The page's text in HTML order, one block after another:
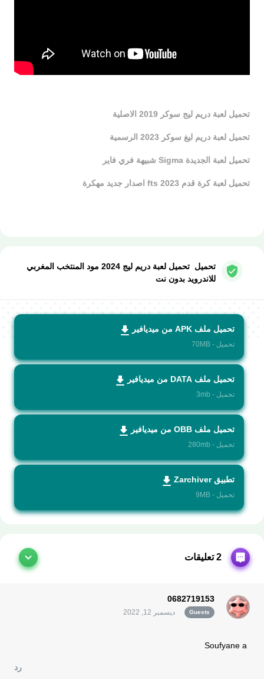
تحميل لعبة دريم ليج سوكر 2019 الاصلية
تحميل لعبة دريم ليغ سوكر 2023 الرسمية
تحميل لعبة الجديدة Sigma شبيهة فري فاير
تحميل لعبة كرة قدم fts 2023 اصدار جديد مهكرة
تحميل تحميل لعبة دريم ليج 2024 مود المنتخب المغربي
للاندرويد بدون نت
تحميل ملف APK من ميديافير
تحميل - 70MB
تحميل ملف DATA من ميديافير
تحميل - 3mb
تحميل ملف OBB من ميديافير
تحميل - 280mb
تطبيق Zarchiver
تحميل - 9MB
2 تعليقات
0682719153
Guests ديسمبر 12, 2022
Soufyane a
رد